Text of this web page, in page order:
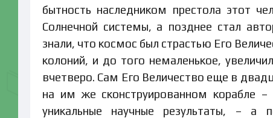
бытность наследником престола этот
Солнечной системы, а позднее стал
знали, что космос был страстью Его
колоний, и до того немаленькое,
вчетверо. Сам Его Величество еще в
на им же сконструированном корабле
уникальные научные результаты, – а